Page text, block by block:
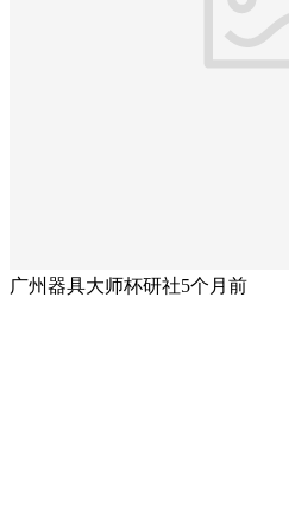
广州器具大师杯研社5个月前